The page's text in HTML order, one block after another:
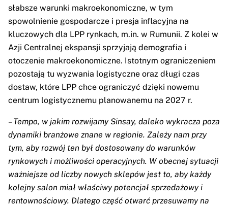
słabsze warunki makroekonomiczne, w tym
spowolnienie gospodarcze i presja inflacyjna na
kluczowych dla LPP rynkach, m.in. w Rumunii. Z kolei w
Azji Centralnej ekspansji sprzyjają demografia i
otoczenie makroekonomiczne. Istotnym ograniczeniem
pozostają tu wyzwania logistyczne oraz długi czas
dostaw, które LPP chce ograniczyć dzięki nowemu
centrum logistycznemu planowanemu na 2027 r.
– Tempo, w jakim rozwijamy Sinsay, daleko wykracza poza
dynamiki branżowe znane w regionie. Zależy nam przy
tym, aby rozwój ten był dostosowany do warunków
rynkowych i możliwości operacyjnych. W obecnej sytuacji
ważniejsze od liczby nowych sklepów jest to, aby każdy
kolejny salon miał właściwy potencjał sprzedażowy i
rentownościowy. Dlatego część otwarć przesuwamy na